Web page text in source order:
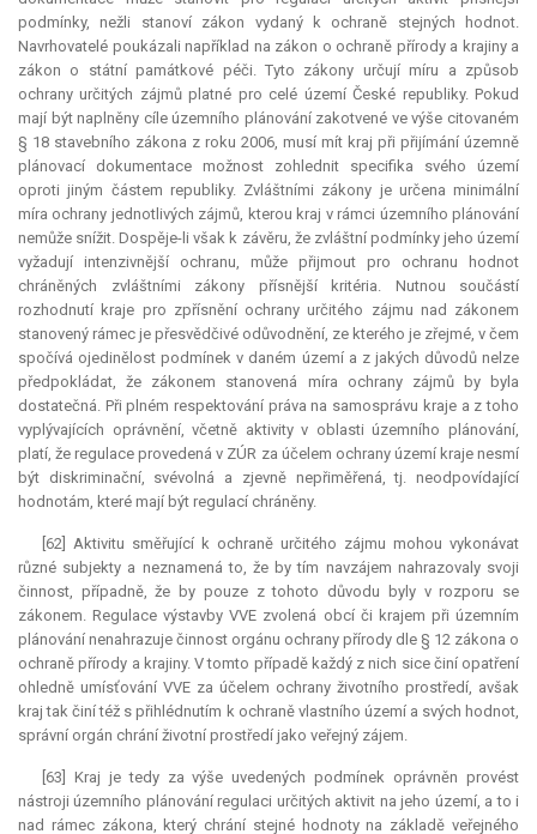
podmínky, nežli stanoví zákon vydaný k ochraně stejných hodnot.
Navrhovatelé poukázali například na zákon o ochraně přírody a krajiny a
zákon o státní památkové péči. Tyto zákony určují míru a způsob
ochrany určitých zájmů platné pro celé území České republiky. Pokud
mají být naplněny cíle územního plánování zakotvené ve výše citovaném
§ 18 stavebního zákona z roku 2006, musí mít kraj při přijímání územně
plánovací dokumentace možnost zohlednit specifika svého území
oproti jiným částem republiky. Zvláštními zákony je určena minimální
míra ochrany jednotlivých zájmů, kterou kraj v rámci územního plánování
nemůže snížit. Dospěje-li však k závěru, že zvláštní podmínky jeho území
vyžadují intenzivnější ochranu, může přijmout pro ochranu hodnot
chráněných zvláštními zákony přísnější kritéria. Nutnou součástí
rozhodnutí kraje pro zpřísnění ochrany určitého zájmu nad zákonem
stanovený rámec je přesvědčivé odůvodnění, ze kterého je zřejmé, v čem
spočívá ojedinělost podmínek v daném území a z jakých důvodů nelze
předpokládat, že zákonem stanovená míra ochrany zájmů by byla
dostatečná. Při plném respektování práva na samosprávu kraje a z toho
vyplývajících oprávnění, včetně aktivity v oblasti územního plánování,
platí, že regulace provedená v ZÚR za účelem ochrany území kraje nesmí
být diskriminační, svévolná a zjevně nepřiměřená, tj. neodpovídající
hodnotám, které mají být regulací chráněny.
[62] Aktivitu směřující k ochraně určitého zájmu mohou vykonávat
různé subjekty a neznamená to, že by tím navzájem nahrazovaly svoji
činnost, případně, že by pouze z tohoto důvodu byly v rozporu se
zákonem. Regulace výstavby VVE zvolená obcí či krajem při územním
plánování nenahrazuje činnost orgánu ochrany přírody dle § 12 zákona o
ochraně přírody a krajiny. V tomto případě každý z nich sice činí opatření
ohledně umísťování VVE za účelem ochrany životního prostředí, avšak
kraj tak činí též s přihlédnutím k ochraně vlastního území a svých hodnot,
správní orgán chrání životní prostředí jako veřejný zájem.
[63] Kraj je tedy za výše uvedených podmínek oprávněn provést
nástroji územního plánování regulaci určitých aktivit na jeho území, a to i
nad rámec zákona, který chrání stejné hodnoty na základě veřejného